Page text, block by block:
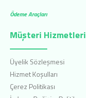
Ödeme Araçları
Müşteri Hizmetleri
Üyelik Sözleşmesi
Hizmet Koşulları
Çerez Politikası